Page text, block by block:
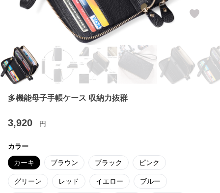
多機能母子手帳ケース 収納力抜群
3,920 円
カラー
カーキ ブラウン ブラック ピンク
グリーン レッド イエロー ブルー